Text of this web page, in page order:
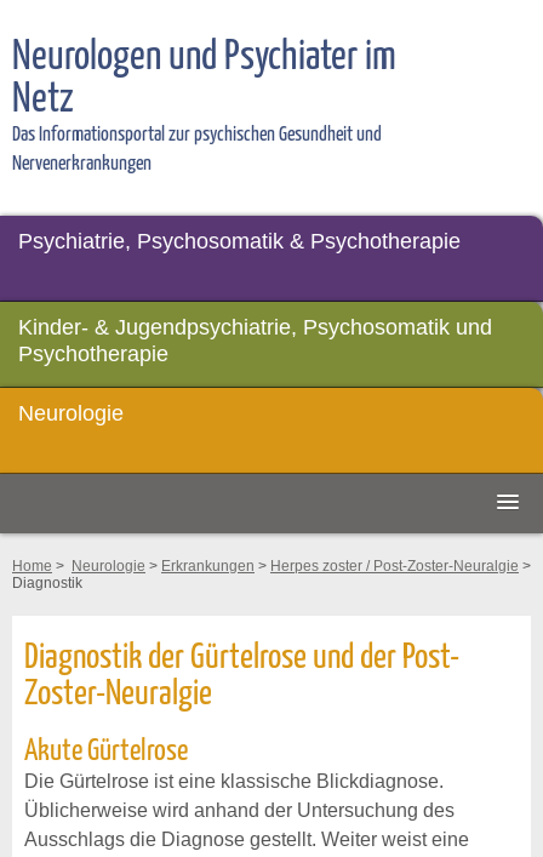
Neurologen und Psychiater im
Netz
Das Informationsportal zur psychischen Gesundheit und
Nervenerkrankungen
Psychiatrie, Psychosomatik & Psychotherapie
Kinder- & Jugendpsychiatrie, Psychosomatik und
Psychotherapie
Neurologie
Home > Neurologie > Erkrankungen > Herpes zoster / Post-Zoster-Neuralgie >
Diagnostik
Diagnostik der Gürtelrose und der Post-
Zoster-Neuralgie
Akute Gürtelrose
Die Gürtelrose ist eine klassische Blickdiagnose.
Üblicherweise wird anhand der Untersuchung des
Ausschlags die Diagnose gestellt. Weiter weist eine